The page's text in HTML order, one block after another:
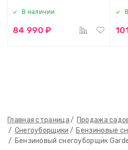
Главная страница
Продажа
Снегоуборщики
Бензиновые
Бензиновый снегоуборщик
В наличии
84 990 ₽